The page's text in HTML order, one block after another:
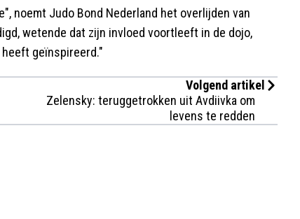
noemt Judo Bond Nederland het overlijden van
wetende dat zijn invloed voortleeft in de dojo,
geïnspireerd."
Volgend artikel
Zelensky: teruggetrokken uit Avdiivka om
levens te redden